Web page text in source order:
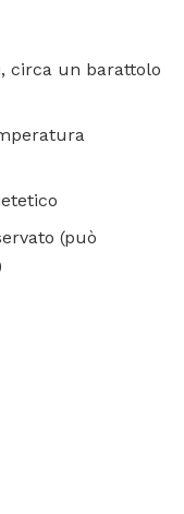
circa un barattolo
(può